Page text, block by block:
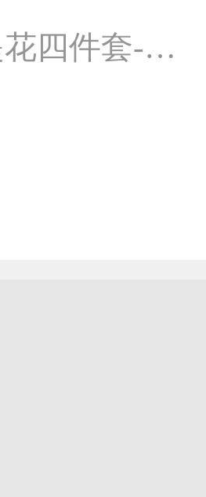
2026新款全棉厚织提花四件套-星河入梦组合叠拍